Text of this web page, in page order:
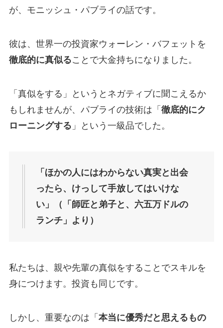
が、モニッシュ・パブライの話です。
彼は、世界一の投資家ウォーレン・バフェットを
徹底的に真似ることで大金持ちになりました。
「真似をする」というとネガティブに聞こえるか
もしれませんが、パブライの技術は「 徹底的にク
ローニングする 」という一級品でした。
「ほかの人にはわからない真実と出会
ったら、けっして手放してはいけな
い」（「師匠と弟子と、六五万ドルの
ランチ」より）
私たちは、親や先輩の真似をすることでスキルを
身につけます。投資も同じです。
しかし、重要なのは「 本当に優秀だと思えるもの